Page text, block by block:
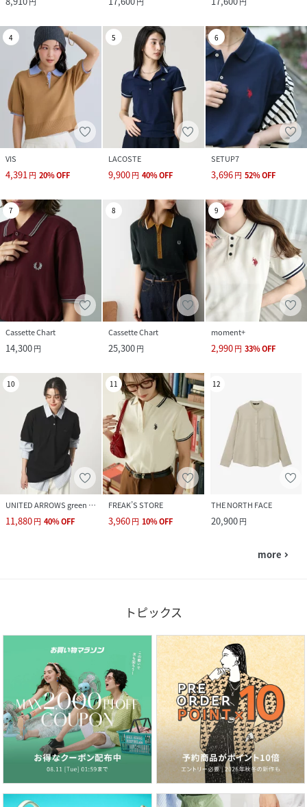
4
VIS
4,391円 20%OFF
5
LACOSTE
9,900円 40%OFF
6
SETUP7
3,696円 52%OFF
7
Cassette Chart
14,300円
8
Cassette Chart
25,300円
9
moment+
2,990円 33%OFF
10
UNITED ARROWS green label relaxing
11,880円 40%OFF
11
FREAK’S STORE
3,960円 10%OFF
12
THE NORTH FACE
20,900円
more navigate_next
トピックス